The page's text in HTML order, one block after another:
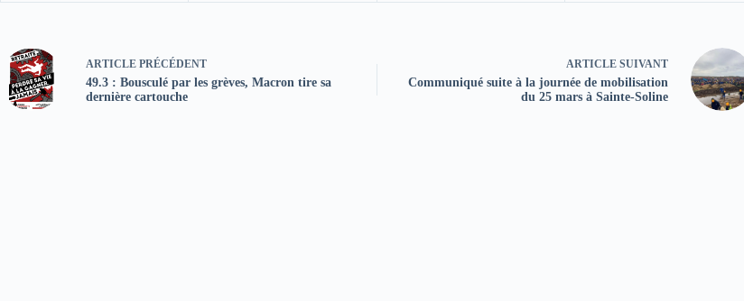
ARTICLE PRÉCÉDENT
49.3 : Bousculé par les grèves, Macron tire sa
dernière cartouche
ARTICLESUIVANT
Communiqué suite à la journée de mobilisation
du 25 mars à Sainte-Soline